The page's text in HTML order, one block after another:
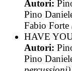
Autori:
Pino
Fabio Forte
HAVE
Autori:
Pino